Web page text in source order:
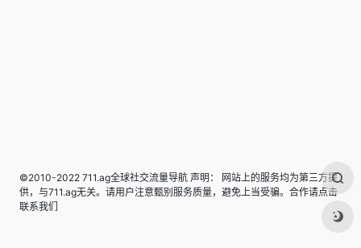
©2010-2022 711.ag全球社交流量导航 声明： 网站上的服务均为第三方提
供，与711.ag无关。请用户注意甄别服务质量，避免上当受骗。合作请点击
联系我们